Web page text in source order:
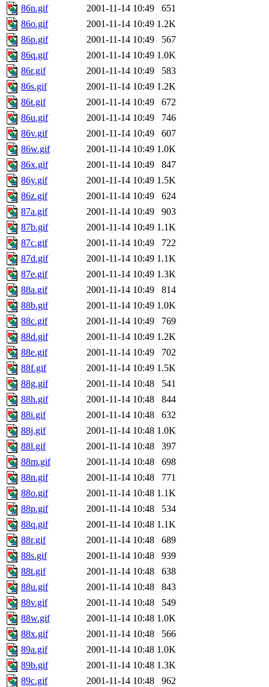
86n.gif 2001-11-14 10:49
651
86o.gif
2001-11-14 10:49 1.2K
86p.gif
2001-11-14 10:49
567
86q.gif
2001-11-14 10:49 1.0K
86r.gif
2001-11-14 10:49
583
86s.gif
2001-11-14 10:49 1.2K
86t.gif
2001-11-14 10:49
672
86u.gif
2001-11-14 10:49
746
86v.gif
2001-11-14 10:49
607
86w.gif
2001-11-14 10:49 1.0K
86x.gif
2001-11-14 10:49
847
86y.gif
2001-11-14 10:49 1.5K
86z.gif
2001-11-14 10:49
624
87a.gif
2001-11-14 10:49
903
87b.gif
2001-11-14 10:49 1.1K
87c.gif
2001-11-14 10:49
722
87d.gif
2001-11-14 10:49 1.1K
87e.gif
2001-11-14 10:49 1.3K
88a.gif
2001-11-14 10:49
814
88b.gif
2001-11-14 10:49 1.0K
88c.gif
2001-11-14 10:49
769
88d.gif
2001-11-14 10:49 1.2K
88e.gif
2001-11-14 10:49
702
88f.gif
2001-11-14 10:49 1.5K
88g.gif
2001-11-14 10:48
541
88h.gif
2001-11-14 10:48
844
88i.gif
2001-11-14 10:48
632
88j.gif
2001-11-14 10:48 1.0K
88l.gif
2001-11-14 10:48
397
88m.gif
2001-11-14 10:48
698
88n.gif
2001-11-14 10:48
771
88o.gif
2001-11-14 10:48 1.1K
88p.gif
2001-11-14 10:48
534
88q.gif
2001-11-14 10:48 1.1K
88r.gif
2001-11-14 10:48
689
88s.gif
2001-11-14 10:48
939
88t.gif
2001-11-14 10:48
638
88u.gif
2001-11-14 10:48
843
88v.gif
2001-11-14 10:48
549
88w.gif
2001-11-14 10:48 1.0K
88x.gif
2001-11-14 10:48
566
89a.gif
2001-11-14 10:48 1.0K
89b.gif
2001-11-14 10:48 1.3K
89c.gif
2001-11-14 10:48
962